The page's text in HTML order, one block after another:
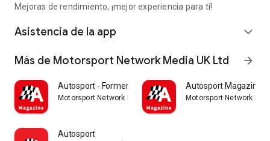
Mejoras de rendimiento, ¡mejor experiencia para tí!
Asistencia de la app expand_more
Más de Motorsport Network Media UK Ltd arrow_forward
Autosport - Formerly GP Racing
Motorsport Network Media UK Ltd
Autosport Magazine
Motorsport Network
Autosport